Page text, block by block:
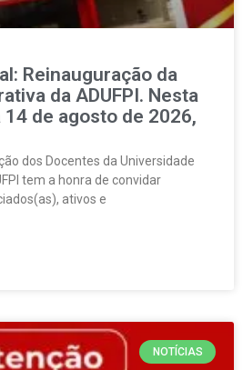
Reinauguração da
da ADUFPI. Nesta
de agosto de 2026,
dos Docentes da Universidade
tem a honra de convidar
ativos e
NOTÍCIAS